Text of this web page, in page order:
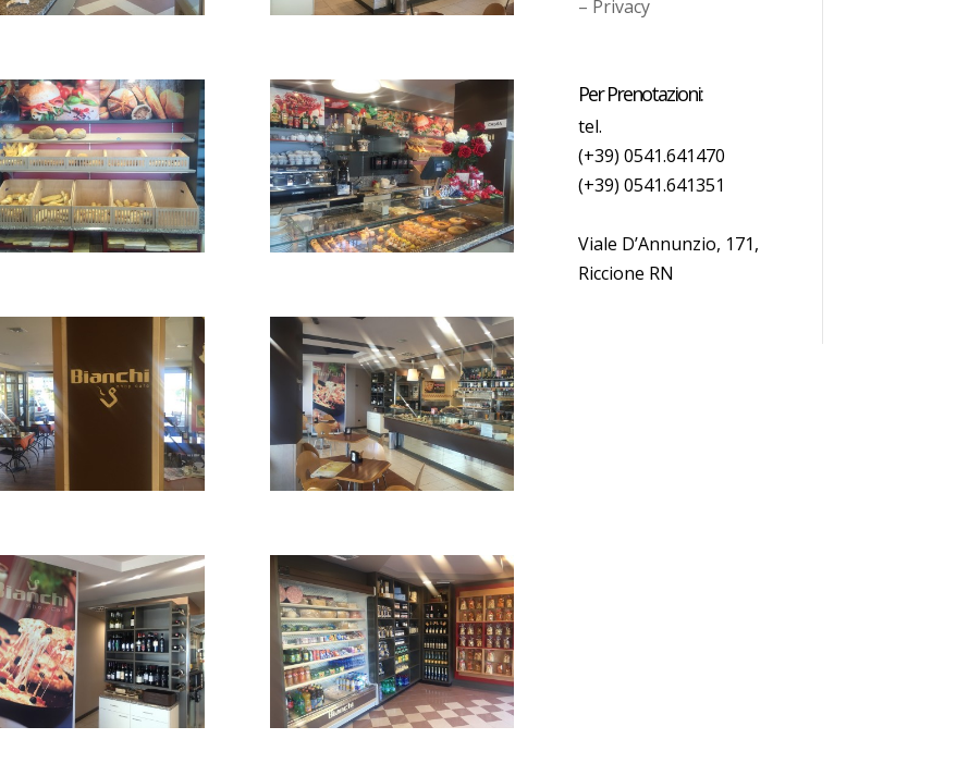
– Privacy
Per Prenotazioni:
tel.
(+39) 0541.641470
(+39) 0541.641351
Viale D’Annunzio, 171,
Riccione RN